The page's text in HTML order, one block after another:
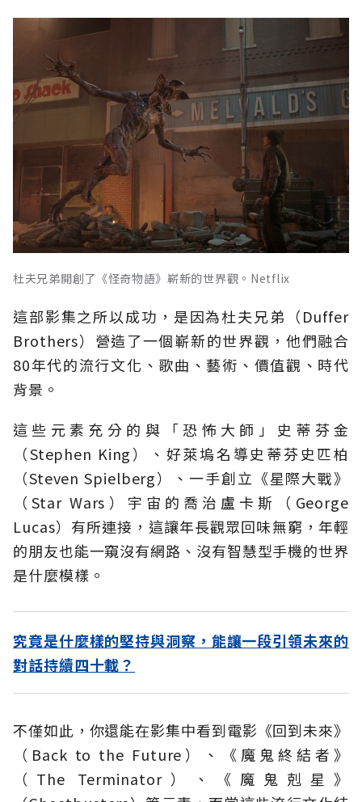
杜夫兄弟開創了《怪奇物語》嶄新的世界觀。Netflix
這部影集之所以成功，是因為杜夫兄弟（Duffer
Brothers）營造了一個嶄新的世界觀，他們融合
80年代的流行文化、歌曲、藝術、價值觀、時代
背景。
這些元素充分的與「恐怖大師」史蒂芬金
（Stephen King）、好萊塢名導史蒂芬史匹柏
（Steven Spielberg）、一手創立《星際大戰》
（Star Wars）宇宙的喬治盧卡斯（George
Lucas）有所連接，這讓年長觀眾回味無窮，年輕
的朋友也能一窺沒有網路、沒有智慧型手機的世界
是什麼模樣。
究竟是什麼樣的堅持與洞察，能讓一段引領未來的
對話持續四十載？
不僅如此，你還能在影集中看到電影《回到未來》
（Back to the Future）、《魔鬼終結者》
（The Terminator）、《魔鬼剋星》